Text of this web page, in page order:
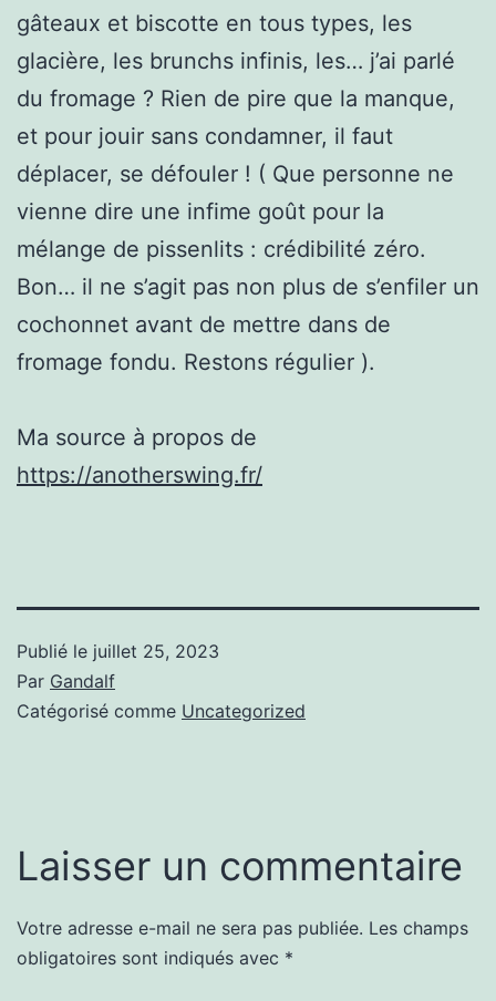
gâteaux et biscotte en tous types, les
glacière, les brunchs infinis, les… j’ai parlé
du fromage ? Rien de pire que la manque,
et pour jouir sans condamner, il faut
déplacer, se défouler ! ( Que personne ne
vienne dire une infime goût pour la
mélange de pissenlits : crédibilité zéro.
Bon… il ne s’agit pas non plus de s’enfiler un
cochonnet avant de mettre dans de
fromage fondu. Restons régulier ).
Ma source à propos de
https://anotherswing.fr/
Publié le juillet 25, 2023
Par Gandalf
Catégorisé comme Uncategorized
Laisser un commentaire
Votre adresse e-mail ne sera pas publiée. Les champs
obligatoires sont indiqués avec *